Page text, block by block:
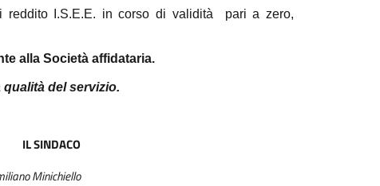
reddito I.S.E.E. in corso di validità
pari a zero,
alla Società affidataria.
del servizio.
IL SINDACO
Minichiello